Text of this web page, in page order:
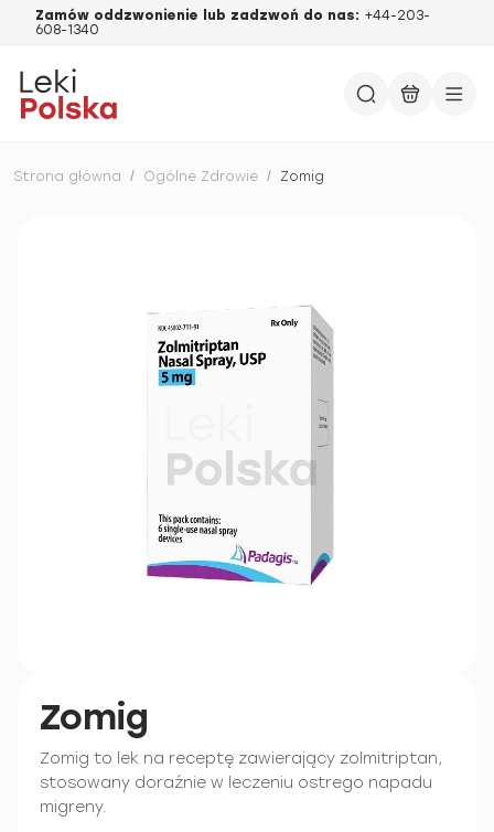
Zamów oddzwonienie lub zadzwoń do nas: +44-203-
608-1340
Strona główna / Ogólne Zdrowie / Zomig
Zomig
Zomig to lek na receptę zawierający zolmitriptan,
stosowany doraźnie w leczeniu ostrego napadu
migreny.